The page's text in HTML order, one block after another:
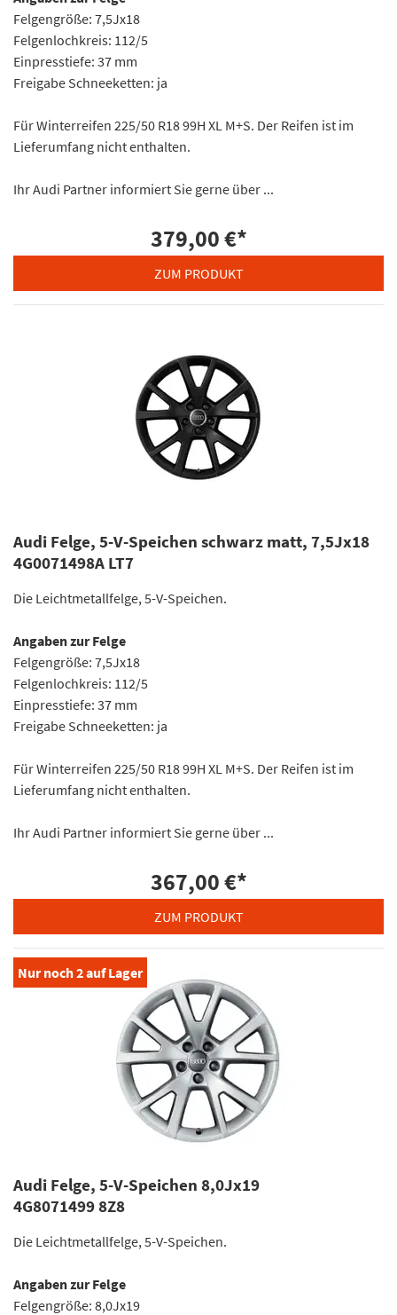
Felgengröße: 7,5Jx18
Felgenlochkreis: 112/5
Einpresstiefe: 37 mm
Freigabe Schneeketten: ja
Für Winterreifen 225/50 R18 99H XL M+S. Der Reifen ist im
Lieferumfang nicht enthalten.
Ihr Audi Partner informiert Sie gerne über ...
379,00 €*
ZUM PRODUKT
Audi Felge, 5-V-Speichen schwarz matt, 7,5Jx18
4G0071498A LT7
Die Leichtmetallfelge, 5-V-Speichen.
Angaben zur Felge
Felgengröße: 7,5Jx18
Felgenlochkreis: 112/5
Einpresstiefe: 37 mm
Freigabe Schneeketten: ja
Für Winterreifen 225/50 R18 99H XL M+S. Der Reifen ist im
Lieferumfang nicht enthalten.
Ihr Audi Partner informiert Sie gerne über ...
367,00 €*
ZUM PRODUKT
Nur noch2auf Lager
Audi Felge, 5-V-Speichen 8,0Jx19
4G8071499 8Z8
Die Leichtmetallfelge, 5-V-Speichen.
Angaben zur Felge
Felgengröße: 8,0Jx19